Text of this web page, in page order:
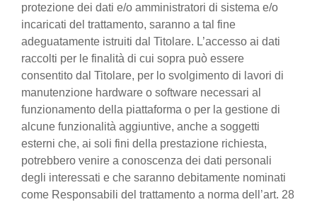
protezione dei dati e/o amministratori di sistema e/o
incaricati del trattamento, saranno a tal fine
adeguatamente istruiti dal Titolare. L’accesso ai dati
raccolti per le finalità di cui sopra può essere
consentito dal Titolare, per lo svolgimento di lavori di
manutenzione hardware o software necessari al
funzionamento della piattaforma o per la gestione di
alcune funzionalità aggiuntive, anche a soggetti
esterni che, ai soli fini della prestazione richiesta,
potrebbero venire a conoscenza dei dati personali
degli interessati e che saranno debitamente nominati
come Responsabili del trattamento a norma dell’art. 28